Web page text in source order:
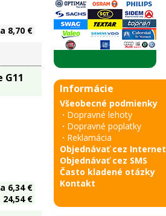
8,70 €
G11
6,34 €
24,54 €
Informácie
Všeobecné podmienky
· Dopravné lehoty
· Dopravné poplatky
· Reklamácia
Objednávať cez Internet
Objednávať cez SMS
Často kladené otázky
Kontakt